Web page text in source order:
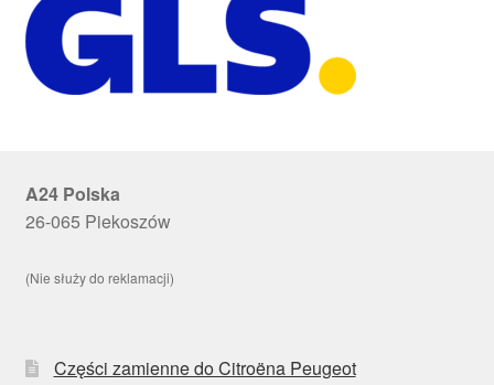
A24 Polska
26-065 Piekoszów
(Nie służy do reklamacji)
Części zamienne do Citroëna Peugeot